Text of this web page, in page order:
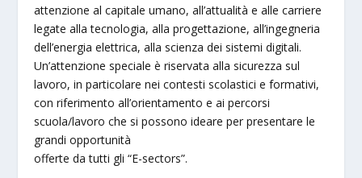
attenzione al capitale umano, all’attualità e alle carriere
legate alla tecnologia, alla progettazione, all’ingegneria
dell’energia elettrica, alla scienza dei sistemi digitali.
Un’attenzione speciale è riservata alla sicurezza sul
lavoro, in particolare nei contesti scolastici e formativi,
con riferimento all’orientamento e ai percorsi
scuola/lavoro che si possono ideare per presentare le
grandi opportunità
offerte da tutti gli “E-sectors”.